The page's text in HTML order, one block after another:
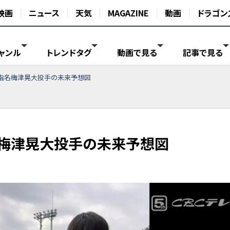
画 ニュース 天気 MAGAZINE 動画 ドラゴン
ンル トレンドタグ 動画で見る 記事で見る
名梅津晃大投手の未来予想図
津晃大投手の未来予想図